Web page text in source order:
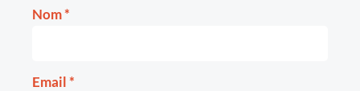
Nom*
Email*